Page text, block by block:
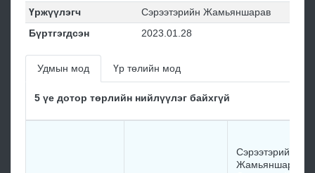
Үржүүлэгч
Сэрээтэрийн Жамьяншарав
Бүртгэгдсэн
2023.01.28
Удмын мод Үр төлийн мод
5 үе дотор төрлийн нийлүүлэг байхгүй
Сэрээтэрийн
Жамьяншарав